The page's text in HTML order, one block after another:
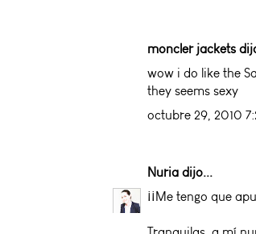
moncler jackets
wow i do like the
they seems sexy
octubre 29, 2010
Nuria dijo...
¡¡Me tengo que